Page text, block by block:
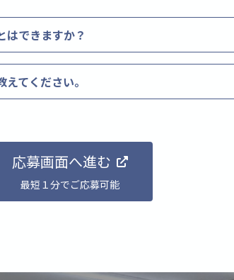
はできますか？
てください。
応募画面へ進む
最短１分でご応募可能